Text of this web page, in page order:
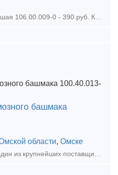
Кронштейн-державка большая 106.00.009-0 - 390 руб. Крышка крепительная 100.10.002-0 - 740 руб. Крышка смотровая 100.10.003-0 - 140 руб. Крышка передняя 188 - 3000 руб. Крышка люка
башмака
области, Омске
ООО ПКФ «НГС Групп» - один из крупнейших поставщиков запасных частей для железнодорожных цистерн. Предлагаем продукцию собственного производства: - Крышка со скобой в сборе 1443.01.300